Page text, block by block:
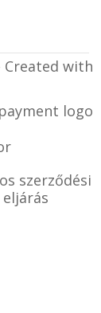
Created with
szerződési